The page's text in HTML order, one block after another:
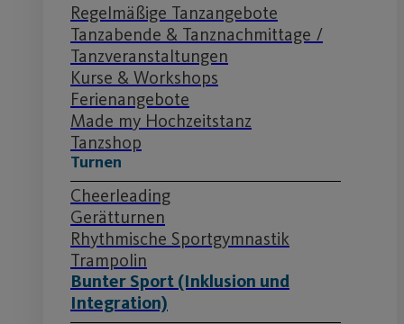
Regelmäßige Tanzangebote
Tanzabende & Tanznachmittage /
Tanzveranstaltungen
Kurse & Workshops
Ferienangebote
Made my Hochzeitstanz
Tanzshop
Turnen
Cheerleading
Gerätturnen
Rhythmische Sportgymnastik
Trampolin
Bunter Sport (Inklusion und
Integration)